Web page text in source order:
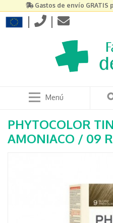
Gastos de envío GRATIS
| |
Menú
PHYTOCOLOR
AMONIACO / 09